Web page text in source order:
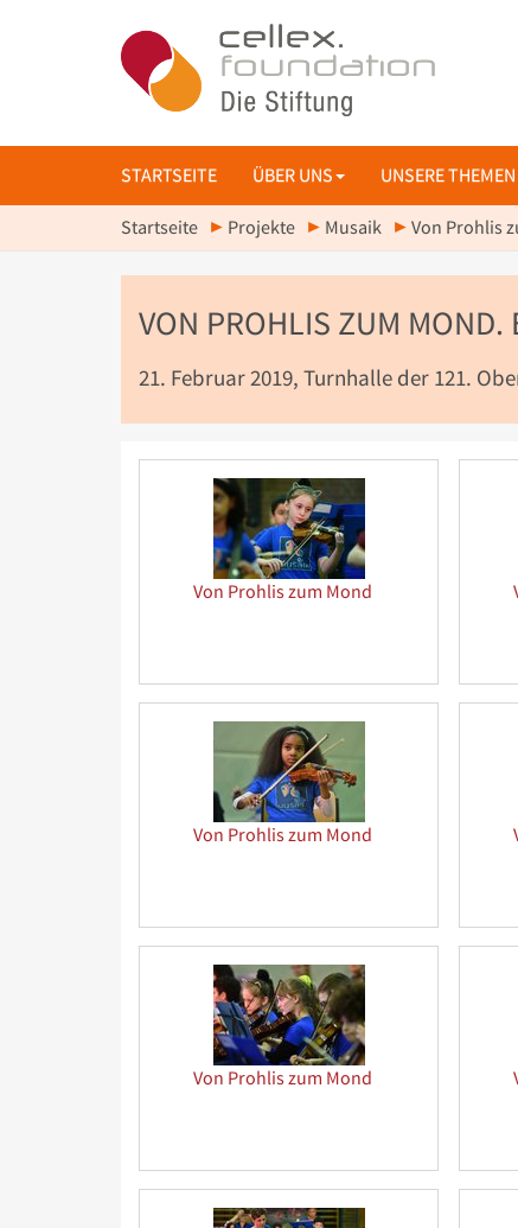
STARTSEITE ÜBER UNS UNSERE THEMEN
Startseite Projekte Musaik Von Prohlis
VON PROHLIS ZUM MOND.
21. Februar 2019, Turnhalle der 121.
Von Prohlis zum Mond
Von Prohlis zum Mond
Von Prohlis zum Mond